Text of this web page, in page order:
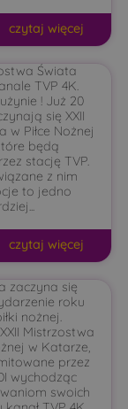
czytaj więcej
Świata
TVP 4K.
! Już 20
się XXII
w Piłce Nożnej
będą
stację TVP.
z nim
to jedno
czytaj więcej
zaczyna się
roku
nożnej.
Mistrzostwa
w Katarze,
przez
wychodząc
swoich